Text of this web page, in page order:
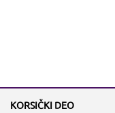
KORSIČKI DEO